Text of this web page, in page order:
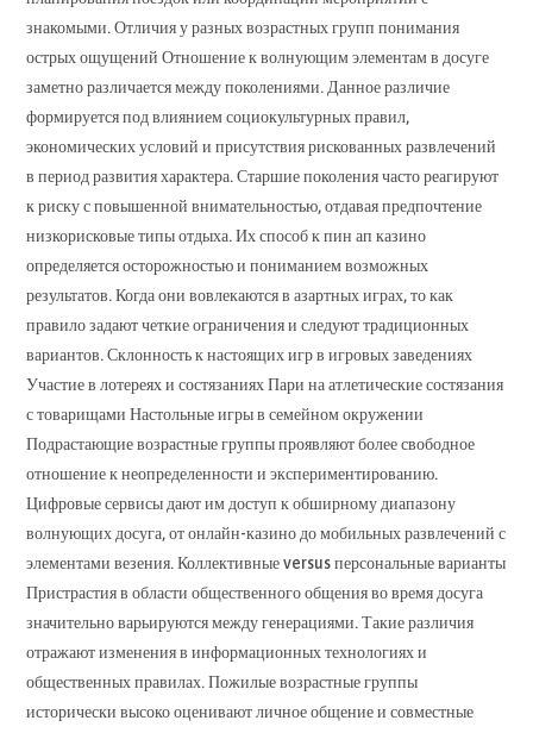
знакомыми. Отличия у разных возрастных групп понимания
острых ощущений Отношение к волнующим элементам в досуге
заметно различается между поколениями. Данное различие
формируется под влиянием социокультурных правил,
экономических условий и присутствия рискованных развлечений
в период развития характера. Старшие поколения часто реагируют
к риску с повышенной внимательностью, отдавая предпочтение
низкорисковые типы отдыха. Их способ к пин ап казино
определяется осторожностью и пониманием возможных
результатов. Когда они вовлекаются в азартных играх, то как
правило задают четкие ограничения и следуют традиционных
вариантов. Склонность к настоящих игр в игровых заведениях
Участие в лотереях и состязаниях Пари на атлетические состязания
с товарищами Настольные игры в семейном окружении
Подрастающие возрастные группы проявляют более свободное
отношение к неопределенности и экспериментированию.
Цифровые сервисы дают им доступ к обширному диапазону
волнующих досуга, от онлайн-казино до мобильных развлечений с
элементами везения. Коллективные versus персональные варианты
Пристрастия в области общественного общения во время досуга
значительно варьируются между генерациями. Такие различия
отражают изменения в информационных технологиях и
общественных правилах. Пожилые возрастные группы
исторически высоко оценивают личное общение и совместные